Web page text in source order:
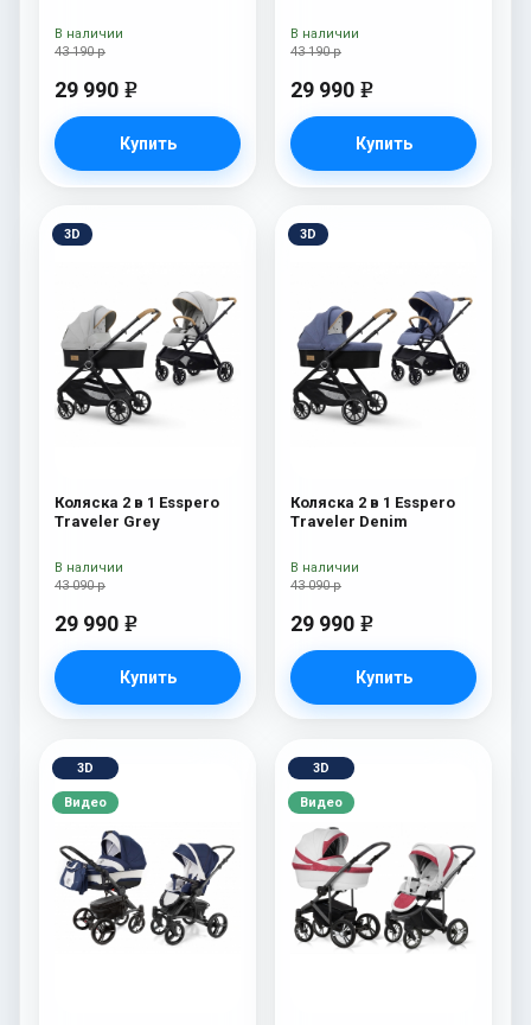
43 190 р
29 990 e
Купить
В наличии
43 190 р
29 990 e
Купить
В наличии
3D
Коляска 2 в 1 Esspero
Traveler Grey
43 090 р
29 990 e
Купить
В наличии
3D
Коляска 2 в 1 Esspero
Traveler Denim
43 090 р
29 990 e
Купить
В наличии
3D
Видео
3D
Видео